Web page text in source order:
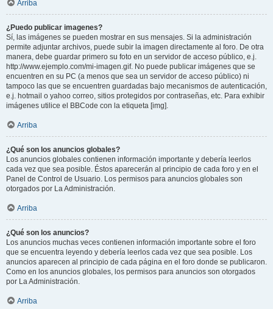
Arriba
¿Puedo publicar imagenes?
Sí, las imágenes se pueden mostrar en sus mensajes. Si la administración
permite adjuntar archivos, puede subir la imagen directamente al foro. De otra
manera, debe guardar primero su foto en un servidor de acceso público, e.j.
http://www.ejemplo.com/mi-imagen.gif. No puede publicar imágenes que se
encuentren en su PC (a menos que sea un servidor de acceso público) ni
tampoco las que se encuentren guardadas bajo mecanismos de autenticación,
e.j. hotmail o yahoo correo, sitios protegidos por contraseñas, etc. Para exhibir
imágenes utilice el BBCode con la etiqueta [img].
Arriba
¿Qué son los anuncios globales?
Los anuncios globales contienen información importante y debería leerlos
cada vez que sea posible. Éstos aparecerán al principio de cada foro y en el
Panel de Control de Usuario. Los permisos para anuncios globales son
otorgados por La Administración.
Arriba
¿Qué son los anuncios?
Los anuncios muchas veces contienen información importante sobre el foro
que se encuentra leyendo y debería leerlos cada vez que sea posible. Los
anuncios aparecen al principio de cada página en el foro donde se publicaron.
Como en los anuncios globales, los permisos para anuncios son otorgados
por La Administración.
Arriba